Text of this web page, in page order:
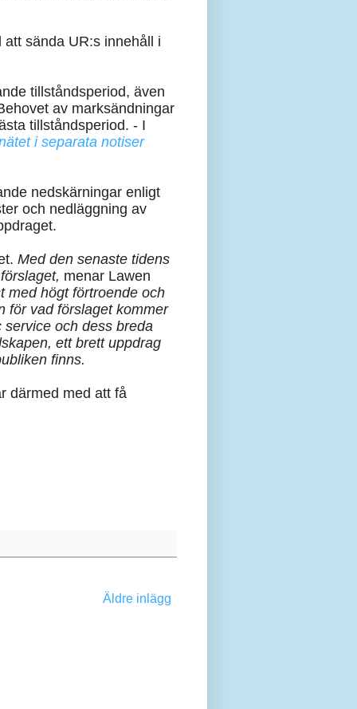
sända UR:s innehåll i
tillståndsperiod, även
av marksändningar
tillståndsperiod. - I
i separata notiser
nedskärningar enligt
och nedläggning av
Med den senaste tidens
menar Lawen
med högt förtroende och
för vad förslaget kommer
och dess breda
ett brett uppdrag
finns.
därmed med att få
Äldre inlägg